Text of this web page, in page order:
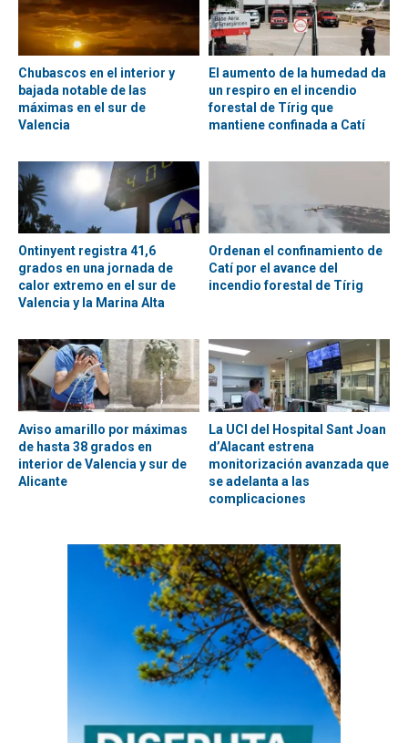
Chubascos en el interior y
bajada notable de las
máximas en el sur de
Valencia
El aumento de la humedad da
un respiro en el incendio
forestal de Tírig que
mantiene confinada a Catí
Ontinyent registra 41,6
grados en una jornada de
calor extremo en el sur de
Valencia y la Marina Alta
Ordenan el confinamiento de
Catí por el avance del
incendio forestal de Tírig
Aviso amarillo por máximas
de hasta 38 grados en
interior de Valencia y sur de
Alicante
La UCI del Hospital Sant Joan
d’Alacant estrena
monitorización avanzada que
se adelanta a las
complicaciones